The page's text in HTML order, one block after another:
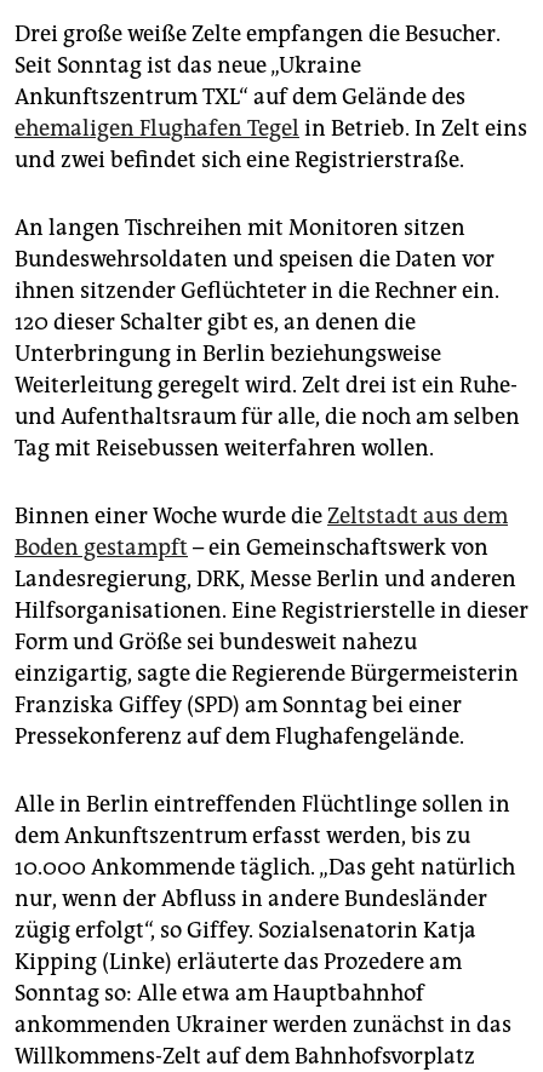
abo
genossenschaft
epaper login
Drei große weiße Zelte empfangen die Besucher.
Seit Sonntag ist das neue „Ukraine
Ankunftszentrum TXL“ auf dem Gelände des
ehemaligen Flughafen Tegel in Betrieb. In Zelt eins
und zwei befindet sich eine Registrierstraße.
An langen Tischreihen mit Monitoren sitzen
Bundeswehrsoldaten und speisen die Daten vor
ihnen sitzender Geflüchteter in die Rechner ein.
120 dieser Schalter gibt es, an denen die
Unterbringung in Berlin beziehungsweise
Weiterleitung geregelt wird. Zelt drei ist ein Ruhe-
und Aufenthaltsraum für alle, die noch am selben
Tag mit Reisebussen weiterfahren wollen.
Binnen einer Woche wurde dieZeltstadt aus dem
Boden gestampft – ein Gemeinschaftswerk von
Landesregierung, DRK, Messe Berlin und anderen
Hilfsorganisationen. Eine Registrierstelle in dieser
Form und Größe sei bundesweit nahezu
einzigartig, sagte die Regierende Bürgermeisterin
Franziska Giffey (SPD) am Sonntag bei einer
Pressekonferenz auf dem Flughafengelände.
Alle in Berlin eintreffenden Flüchtlinge sollen in
dem Ankunftszentrum erfasst werden, bis zu
10.000 Ankommende täglich. „Das geht natürlich
nur, wenn der Abfluss in andere Bundesländer
zügig erfolgt“, so Giffey. Sozialsenatorin Katja
Kipping (Linke) erläuterte das Prozedere am
Sonntag so: Alle etwa am Hauptbahnhof
ankommenden Ukrainer werden zunächst in das
Willkommens-Zelt auf dem Bahnhofsvorplatz